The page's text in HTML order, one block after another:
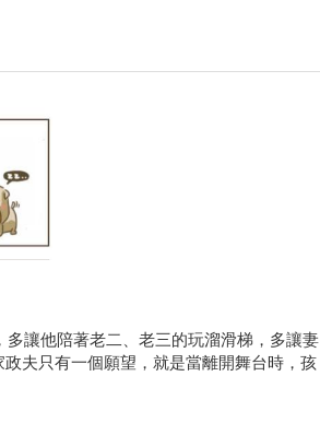
讓他陪著老二、老三的玩溜滑梯，多讓妻
夫只有一個願望，就是當離開舞台時，孩